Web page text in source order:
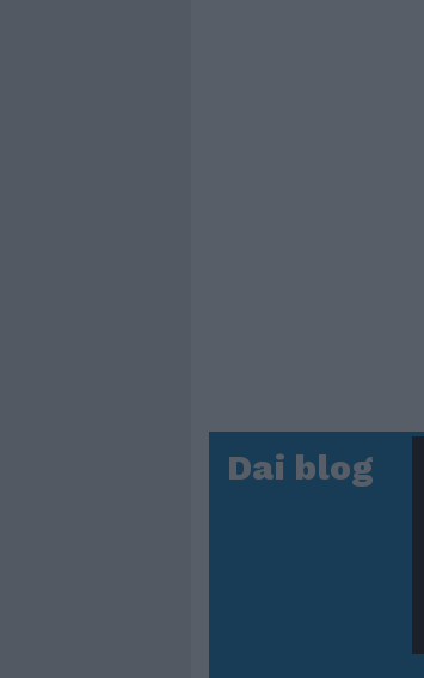
Dai blog